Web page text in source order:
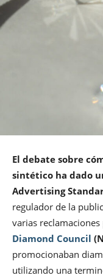
El debate sobre
sintético ha dado
Advertising
regulador de la
varias
Diamond Council
promocionaban
utilizando una